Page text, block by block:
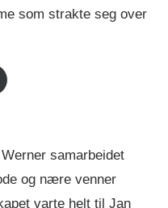
som strakte seg over
samarbeidet
og nære venner
varte helt til Jan